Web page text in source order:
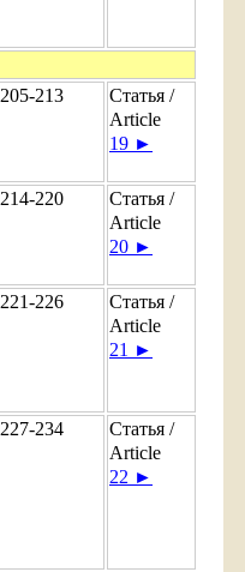
205-213
Статья /
Article
19 ►
214-220
Статья /
Article
20 ►
221-226
Статья /
Article
21 ►
227-234
Статья /
Article
22 ►